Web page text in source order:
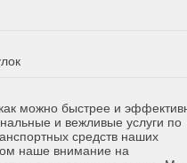
можно быстрее и
и вежливые услуги по
средств наших
наше внимание на